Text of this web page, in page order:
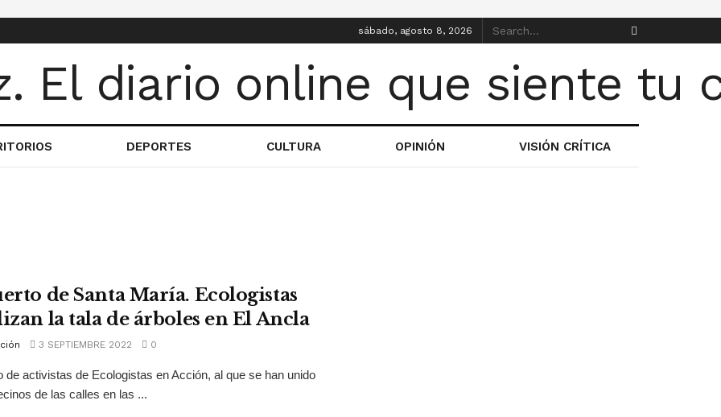
sábado, agosto 8, 2026
DEPORTES CULTURA OPINIÓN VISIÓN CRÍTICA
de Santa María. Ecologistas
la tala de árboles en El Ancla
3 SEPTIEMBRE 2022 0
de activistas de Ecologistas en Acción, al que se han unido
de las calles en las ...